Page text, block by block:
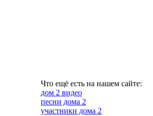
Что ещё есть на нашем сайте:
дом 2 видео
песни дома 2
участники дома 2